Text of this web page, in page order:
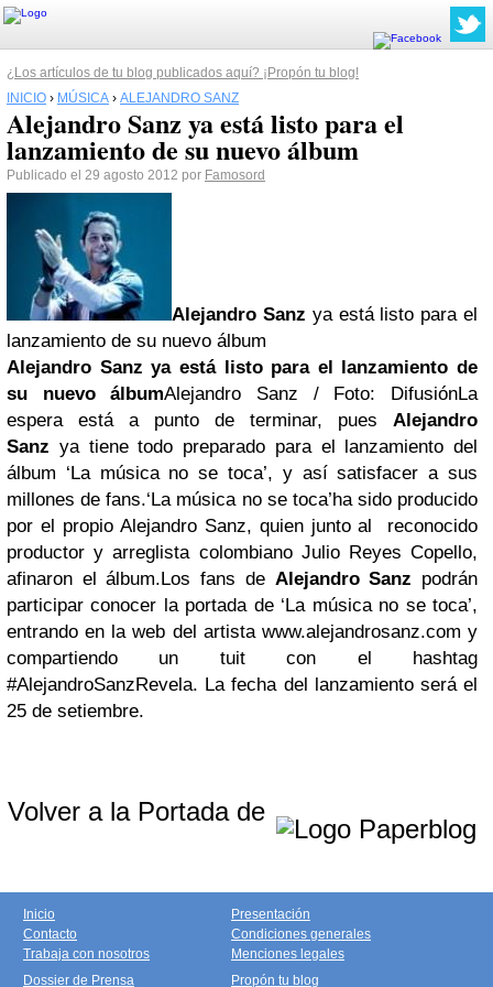
¿Los artículos de tu blog publicados aquí? ¡Propón tu blog!
INICIO › MÚSICA › ALEJANDRO SANZ
Alejandro Sanz ya está listo para el
lanzamiento de su nuevo álbum
Publicado el 29 agosto 2012 por Famosord
Alejandro Sanz ya está listo para el
lanzamiento de su nuevo álbum
Alejandro Sanz ya está listo para el lanzamiento de
su nuevo álbumAlejandro Sanz / Foto: DifusiónLa
espera está a punto de terminar, pues Alejandro
Sanz ya tiene todo preparado para el lanzamiento del
álbum ‘La música no se toca’, y así satisfacer a sus
millones de fans.‘La música no se toca’ha sido producido
por el propio Alejandro Sanz, quien junto al reconocido
productor y arreglista colombiano Julio Reyes Copello,
afinaron el álbum.Los fans deAlejandro Sanz podrán
participar conocer la portada de ‘La música no se toca’,
entrando en la web del artista www.alejandrosanz.com y
compartiendo un tuit con el hashtag
#AlejandroSanzRevela. La fecha del lanzamiento será el
25 de setiembre.
Volver a la Portada de
Inicio
Contacto
Trabaja con nosotros
Presentación
Condiciones generales
Menciones legales
Dossier de Prensa
Propón tu blog